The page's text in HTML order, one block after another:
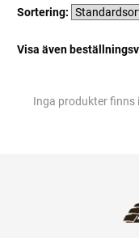
Sortering:
Visa även
Inga produkter finns